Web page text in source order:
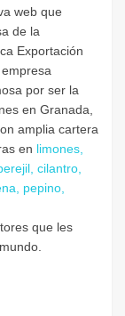
web que
de la
Exportación
por ser la
en Granada,
amplia cartera
en limones,
cilantro,
pepino,
que les